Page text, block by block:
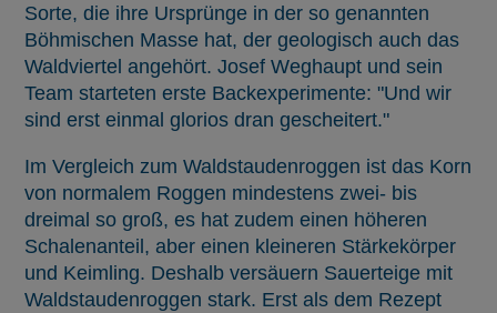
Sorte, die ihre Ursprünge in der so genannten
Böhmischen Masse hat, der geologisch auch das
Waldviertel angehört. Josef Weghaupt und sein
Team starteten erste Backexperimente: "Und wir
sind erst einmal glorios dran gescheitert."
Im Vergleich zum Waldstaudenroggen ist das Korn
von normalem Roggen mindestens zwei- bis
dreimal so groß, es hat zudem einen höheren
Schalenanteil, aber einen kleineren Stärkekörper
und Keimling. Deshalb versäuern Sauerteige mit
Waldstaudenroggen stark. Erst als dem Rezept